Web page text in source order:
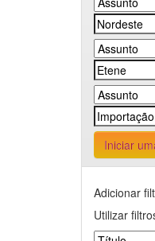
Iniciar
Adicionar
Utilizar